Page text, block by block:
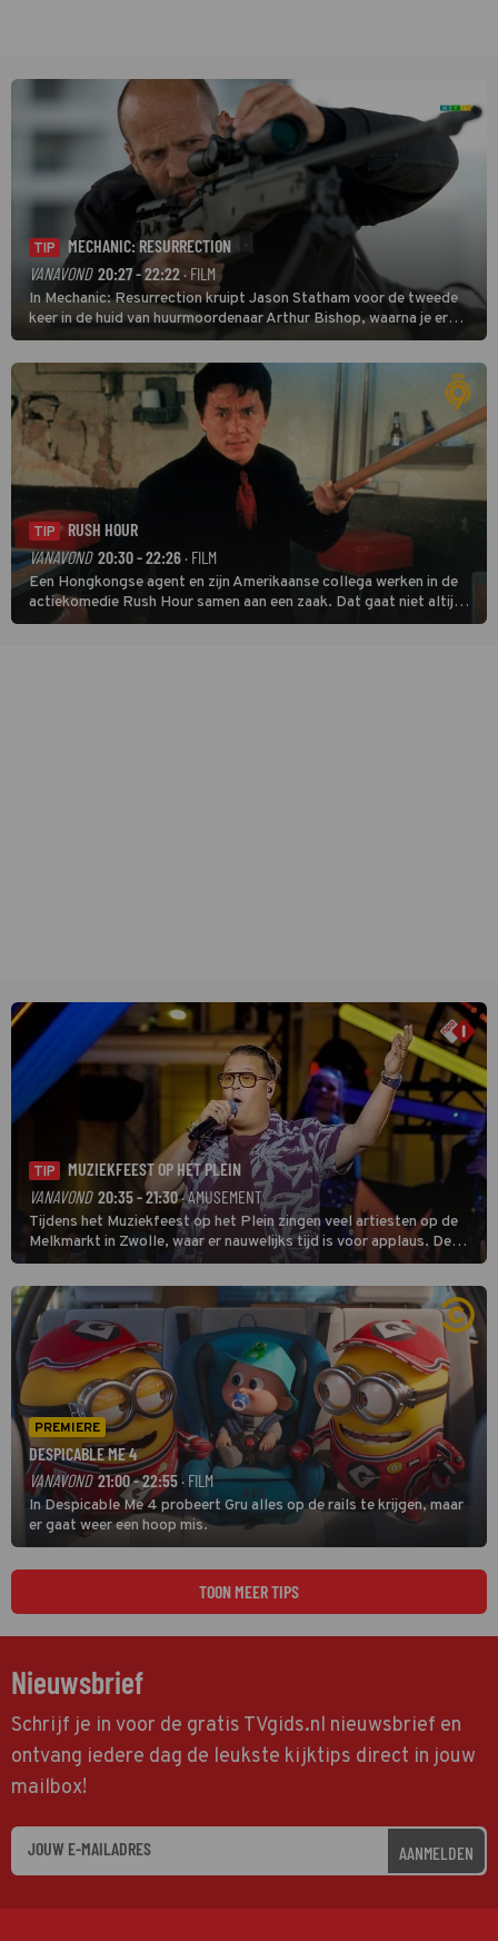
TIP
MECHANIC: RESURRECTION
VANAVOND 20:27 - 22:22· FILM
In Mechanic: Resurrection kruipt Jason Statham voor de tweede
keer in de huid van huurmoordenaar Arthur Bishop, waarna je er
donder op kunt zeggen dat er van Bishops geplande pensioen niet
veel terechtkomt.
TIP
RUSH HOUR
VANAVOND 20:30 - 22:26 · FILM
Een Hongkongse agent en zijn Amerikaanse collega werken in de
actiekomedie Rush Hour samen aan een zaak. Dat gaat niet altijd
van een leien dakje.
TIP
MUZIEKFEEST OP HET PLEIN
VANAVOND 20:35 - 21:30· AMUSEMENT
Tijdens het Muziekfeest op het Plein zingen veel artiesten op de
Melkmarkt in Zwolle, waar er nauwelijks tijd is voor applaus. De
grootste namen zijn André Hazes, Jannes, René Froger en
natuurlijk Rutger van Barneveld met zijn hit Zwoele Zomernachten.
PREMIERE
DESPICABLE ME 4
VANAVOND 21:00 - 22:55 · FILM
In Despicable Me 4 probeert Gru alles op de rails te krijgen, maar
er gaat weer een hoop mis.
TOON MEER TIPS
Nieuwsbrief
Schrijf je in voor de gratis TVgids.nl nieuwsbrief en
ontvang iedere dag de leukste kijktips direct in jouw
mailbox!
AANMELDEN